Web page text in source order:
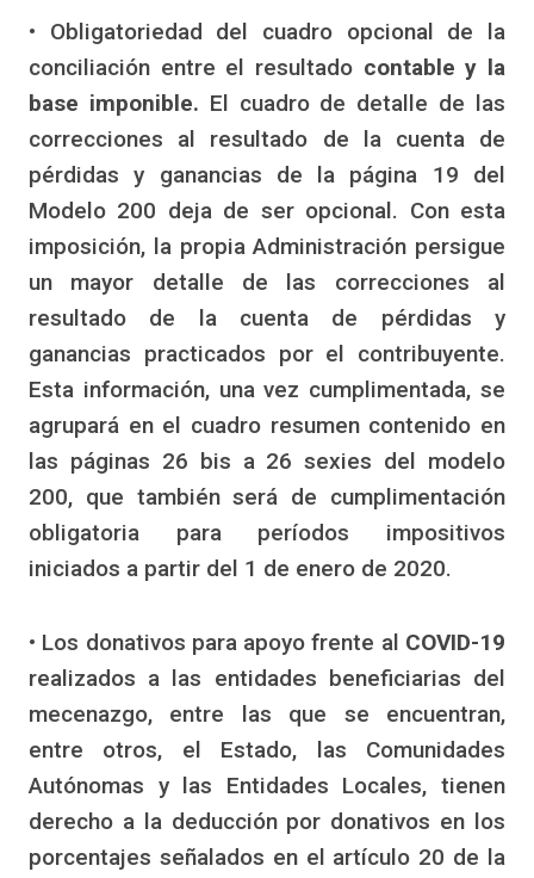
• Obligatoriedad del cuadro opcional de la
conciliación entre el resultado contable y la
base imponible. El cuadro de detalle de las
correcciones al resultado de la cuenta de
pérdidas y ganancias de la página 19 del
Modelo 200 deja de ser opcional. Con esta
imposición, la propia Administración persigue
un mayor detalle de las correcciones al
resultado de la cuenta de pérdidas y
ganancias practicados por el contribuyente.
Esta información, una vez cumplimentada, se
agrupará en el cuadro resumen contenido en
las páginas 26 bis a 26 sexies del modelo
200, que también será de cumplimentación
obligatoria para períodos impositivos
iniciados a partir del 1 de enero de 2020.
• Los donativos para apoyo frente al COVID-19
realizados a las entidades beneficiarias del
mecenazgo, entre las que se encuentran,
entre otros, el Estado, las Comunidades
Autónomas y las Entidades Locales, tienen
derecho a la deducción por donativos en los
porcentajes señalados en el artículo 20 de la